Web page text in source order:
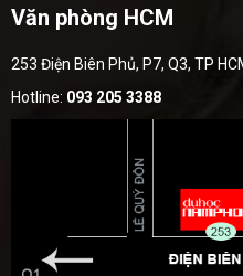
Văn phòng HCM
253 Điện Biên Phủ, P7, Q3, TP
Hotline: 093 205 3388